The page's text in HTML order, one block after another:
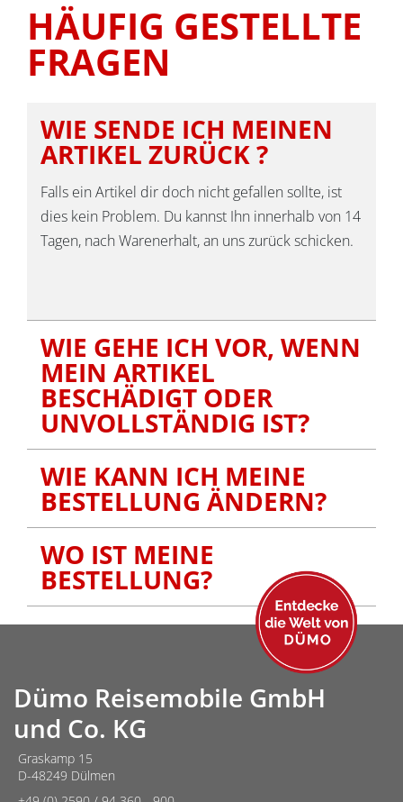
HÄUFIG GESTELLTE
FRAGEN
WIE SENDE ICH MEINEN
ARTIKEL ZURÜCK ?
Falls ein Artikel dir doch nicht gefallen sollte, ist
dies kein Problem. Du kannst Ihn innerhalb von 14
Tagen, nach Warenerhalt, an uns zurück schicken.
WIE GEHE ICH VOR, WENN
MEIN ARTIKEL
BESCHÄDIGT ODER
UNVOLLSTÄNDIG IST?
WIE KANN ICH MEINE
BESTELLUNG ÄNDERN?
WO IST MEINE
BESTELLUNG?
Dümo Reisemobile GmbH
und Co. KG
Graskamp 15
D-48249 Dülmen